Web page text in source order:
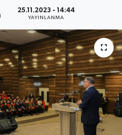
25.11.2023 - 14:44
YAYINLANMA